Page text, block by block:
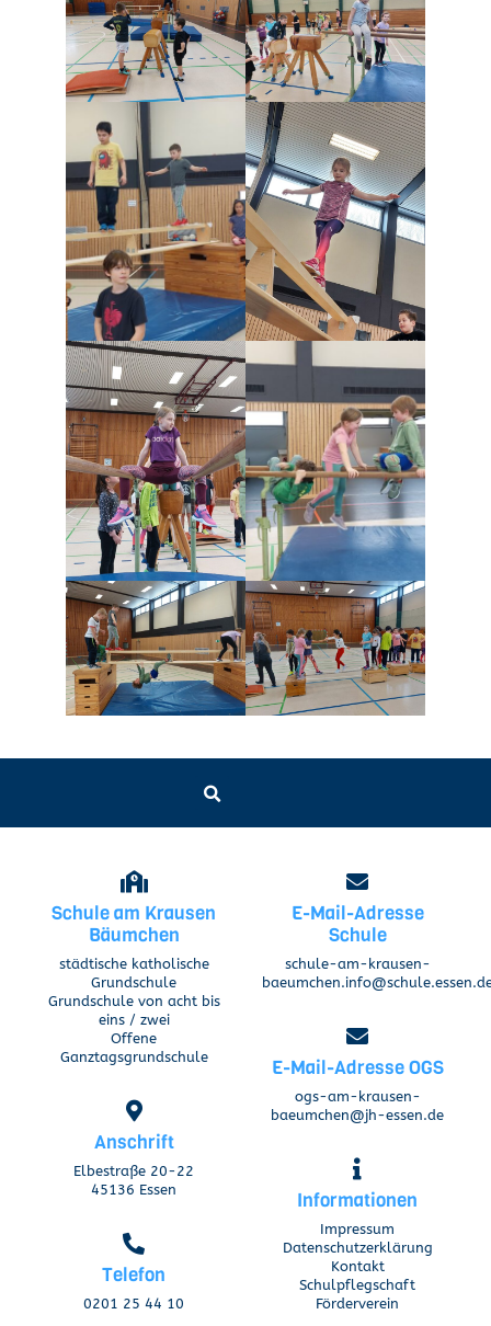
Schule am Krausen
Bäumchen
städtische katholische
Grundschule
Grundschule von acht bis
eins / zwei
Offene
Ganztagsgrundschule
Anschrift
Elbestraße 20-22
45136 Essen
Telefon
0201 25 44 10
E-Mail-Adresse
Schule
schule-am-krausen-
E-Mail-Adresse OGS
ogs-am-krausen-
baeumchen@jh-essen.de
Informationen
Impressum
Datenschutzerklärung
Kontakt
Schulpflegschaft
Förderverein